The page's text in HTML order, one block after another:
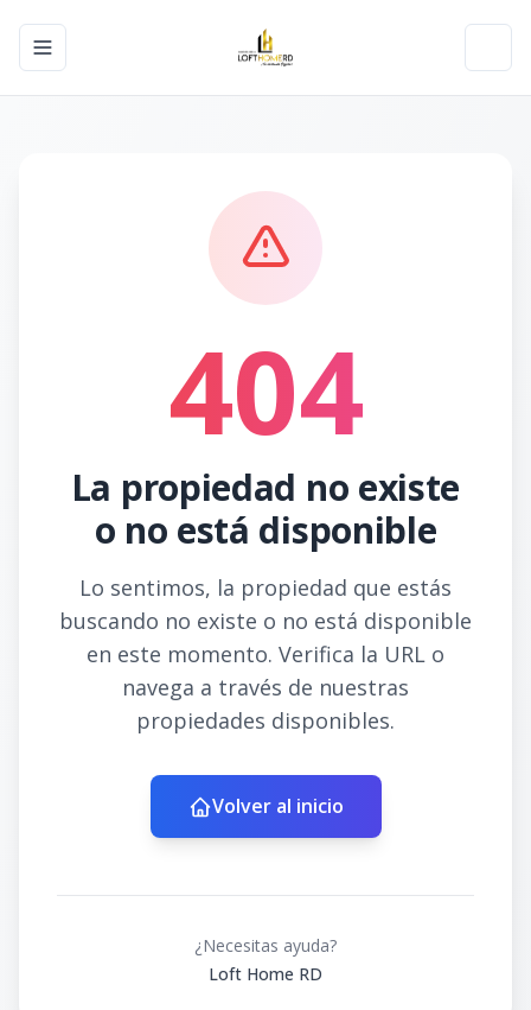
Toggle navigation menu
404
La propiedad no existe
o no está disponible
Lo sentimos, la propiedad que estás
buscando no existe o no está disponible
en este momento. Verifica la URL o
navega a través de nuestras
propiedades disponibles.
Volver al inicio
¿Necesitas ayuda?
Loft Home RD